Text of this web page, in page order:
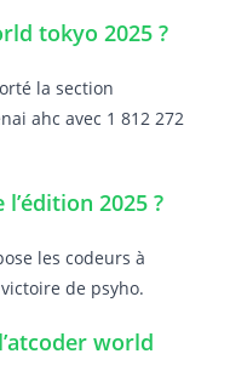
tokyo 2025 ?
la section
ahc avec 1 812 272
2025 ?
les codeurs à
de psyho.
world